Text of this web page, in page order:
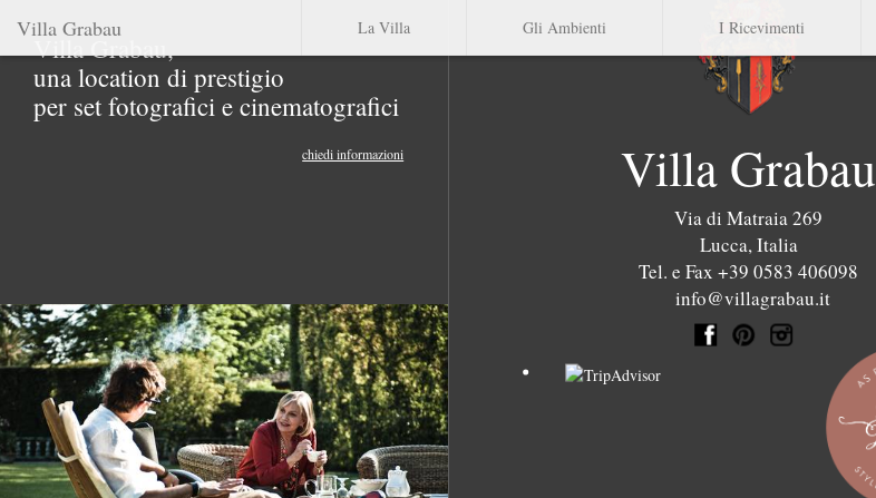
Villa Grabau La Villa Gli Ambienti I Ricevimenti
Villa Grabau,
una location di prestigio
per set fotografici e cinematografici
chiedi informazioni Villa Grabau
Via di Matraia 269
Lucca, Italia
Tel. e Fax +39 0583 406098
info@villagrabau.it